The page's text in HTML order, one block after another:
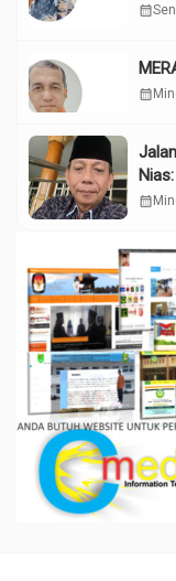
calendar_month
calendar_month
calendar_month